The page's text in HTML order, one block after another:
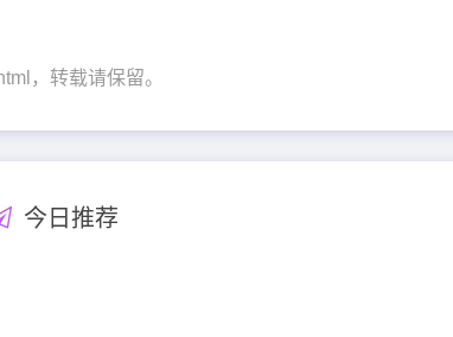
，转载请保留。
今日推荐